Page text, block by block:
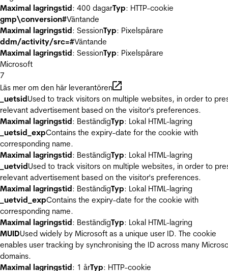
Maximal lagringstid: 400 dagarTyp: HTTP-cookie
gmp\conversion#Väntande
Maximal lagringstid: SessionTyp: Pixelspårare
ddm/activity/src=#Väntande
Maximal lagringstid: SessionTyp: Pixelspårare
Microsoft
7
Läs mer om den här leverantören
_uetsidUsed to track visitors on multiple websites, in order to
relevant advertisement based on the visitor's preferences.
Maximal lagringstid: BeständigTyp: Lokal HTML-lagring
_uetsid_expContains the expiry-date for the cookie with
corresponding name.
Maximal lagringstid: BeständigTyp: Lokal HTML-lagring
_uetvidUsed to track visitors on multiple websites, in order to
relevant advertisement based on the visitor's preferences.
Maximal lagringstid: BeständigTyp: Lokal HTML-lagring
_uetvid_expContains the expiry-date for the cookie with
corresponding name.
Maximal lagringstid: BeständigTyp: Lokal HTML-lagring
MUIDUsed widely by Microsoft as a unique user ID. The cookie
enables user tracking by synchronising the ID across many
domains.
Maximal lagringstid: 1 årTyp: HTTP-cookie